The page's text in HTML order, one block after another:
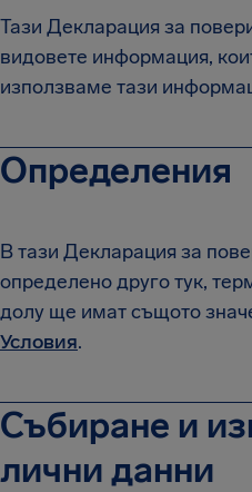
Тази Декларация за
видовете информация,
използваме тази
Определения
В тази Декларация за
определено друго тук,
долу ще имат същото
Условия.
Събиране и
лични данни